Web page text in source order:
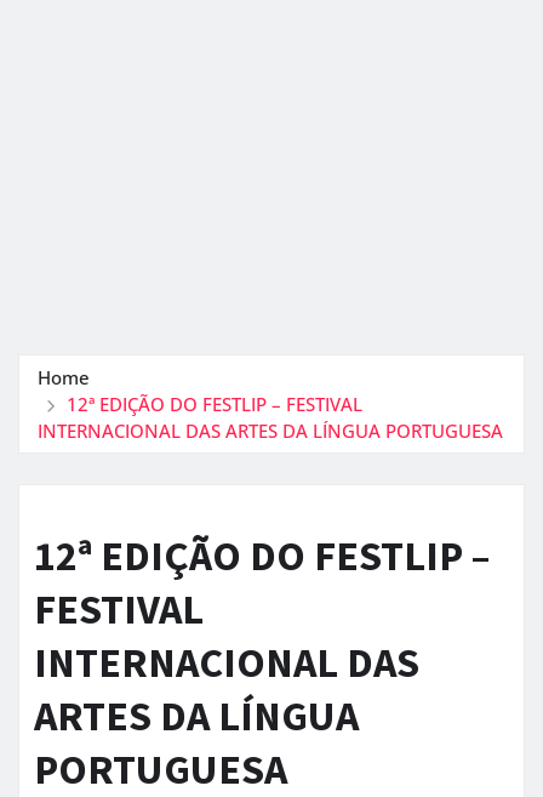
Home
12ª EDIÇÃO DO FESTLIP – FESTIVAL
INTERNACIONAL DAS ARTES DA LÍNGUA PORTUGUESA
12ª EDIÇÃO DO FESTLIP –
FESTIVAL
INTERNACIONAL DAS
ARTES DA LÍNGUA
PORTUGUESA